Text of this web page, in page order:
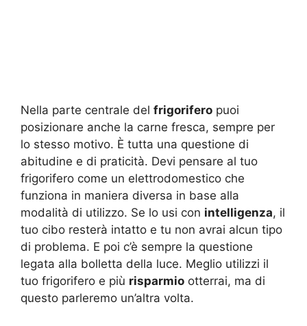
Nella parte centrale del frigorifero puoi
posizionare anche la carne fresca, sempre per
lo stesso motivo. È tutta una questione di
abitudine e di praticità. Devi pensare al tuo
frigorifero come un elettrodomestico che
funziona in maniera diversa in base alla
modalità di utilizzo. Se lo usi con intelligenza, il
tuo cibo resterà intatto e tu non avrai alcun tipo
di problema. E poi c’è sempre la questione
legata alla bolletta della luce. Meglio utilizzi il
tuo frigorifero e più risparmio otterrai, ma di
questo parleremo un’altra volta.